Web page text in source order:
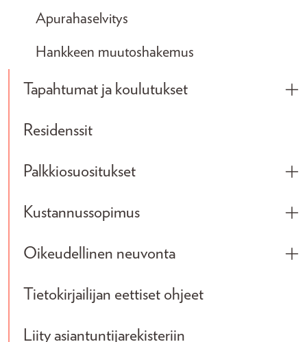
Apurahaselvitys
Hankkeen muutoshakemus
Tapahtumat ja koulutukset
Residenssit
Palkkiosuositukset
Kustannussopimus
Oikeudellinen neuvonta
Tietokirjailijan eettiset ohjeet
Liity asiantuntijarekisteriin